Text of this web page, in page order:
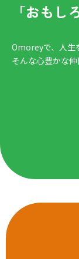
「おもし
Omoreyで、人生
そんな心豊かな仲